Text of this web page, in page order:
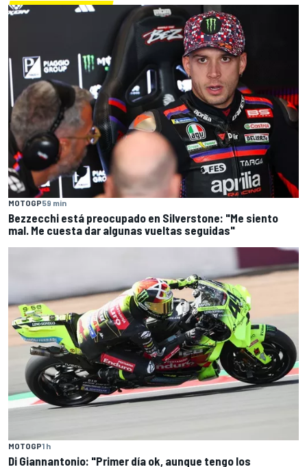
MOTOGP59 min
Bezzecchi está preocupado en Silverstone: "Me siento
mal. Me cuesta dar algunas vueltas seguidas"
MOTOGP1 h
Di Giannantonio: "Primer día ok, aunque tengo los